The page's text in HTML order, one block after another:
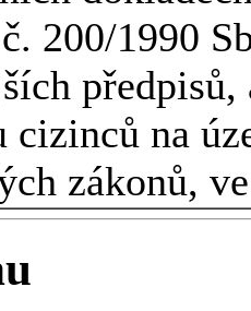
200/1990
cizinců na
zákonů,